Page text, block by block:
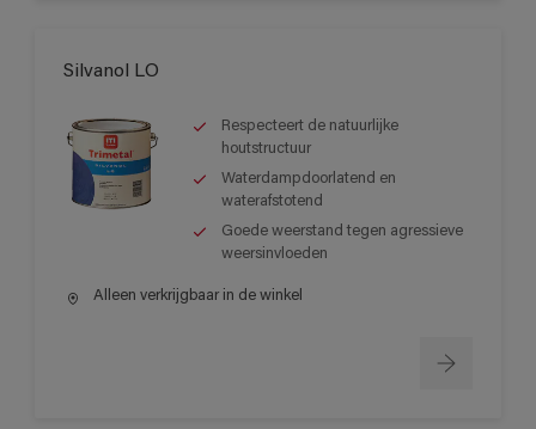
Silvanol LO
Respecteert de natuurlijke
houtstructuur
Waterdampdoorlatend en
waterafstotend
Goede weerstand tegen agressieve
weersinvloeden
Alleen verkrijgbaar in de winkel